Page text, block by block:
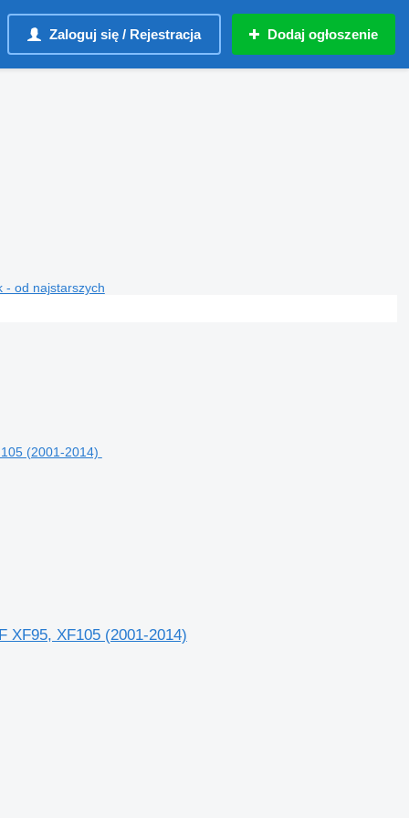
Zaloguj się / Rejestracja Dodaj ogłoszenie
- od najstarszych
XF95, XF105 (2001-2014)